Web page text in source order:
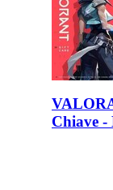
Chiave